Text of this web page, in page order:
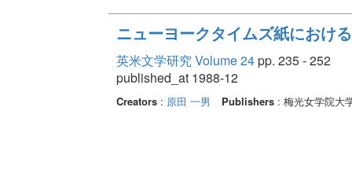
ニューヨークタイムズ紙におけ
英米文学研究 Volume 24pp. 235 - 252
published_at 1988-12
Creators: 原田 一男 Publishers: 梅光女学院大